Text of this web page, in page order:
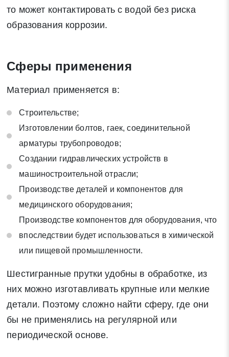
то может контактировать с водой без риска
образования коррозии.
Сферы применения
Материал применяется в:
Строительстве;
Изготовлении болтов, гаек, соединительной
арматуры трубопроводов;
Создании гидравлических устройств в
машиностроительной отрасли;
Производстве деталей и компонентов для
медицинского оборудования;
Производстве компонентов для оборудования, что
впоследствии будет использоваться в химической
или пищевой промышленности.
Шестигранные прутки удобны в обработке, из
них можно изготавливать крупные или мелкие
детали. Поэтому сложно найти сферу, где они
бы не применялись на регулярной или
периодической основе.